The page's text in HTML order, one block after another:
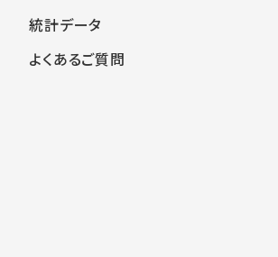
統計データ
よくあるご質問